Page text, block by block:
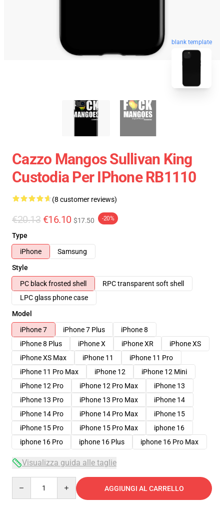
blank template
Cazzo Mangos Sullivan King
Custodia Per IPhone RB1110
(8 customer reviews)
€20.13 €16.10 $17.50 -20%
Type
iPhone
Samsung
Style
PC black frosted shell
RPC transparent soft shell
LPC glass phone case
Model
iPhone 7
iPhone 7 Plus
iPhone 8
iPhone 8 Plus
iPhone X iPhone XR
iPhone XS
iPhone XS Max
iPhone 11
iPhone 11 Pro
iPhone 11 Pro Max
iPhone 12
iPhone 12 Mini
iPhone 12 Pro
iPhone 12 Pro Max
iPhone 13
iPhone 13 Pro
iPhone 13 Pro Max
iPhone 14
iPhone 14 Pro
iPhone 14 Pro Max
iPhone 15
iPhone 15 Pro
iPhone 15 Pro Max
iphone 16
iphone 16 Pro
iphone 16 Plus iphone 16 Pro Max
Visualizza guida alle taglie
AGGIUNGI AL CARRELLO